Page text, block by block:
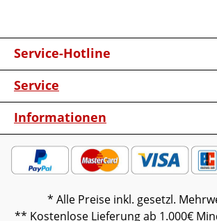
enthalten. Abbildung kann
Service-Hotline
Service
Informationen
* Alle Preise inkl. gesetzl.
** Kostenlose Lieferung ab 1.000€